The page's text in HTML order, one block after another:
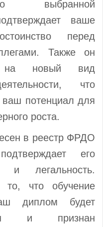
выбранной
ваше
перед
Также он
новый вид
что
ваш потенциал для
роста.
в реестр ФРДО
его
и легальность.
то, что обучение
диплом будет
и признан